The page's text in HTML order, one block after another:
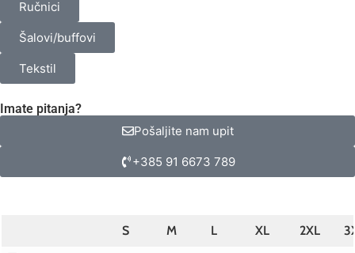
Ručnici
Šalovi/buffovi
Tekstil
Imate pitanja?
Pošaljite nam upit
+385 91 6673 789
S M L XL 2XL